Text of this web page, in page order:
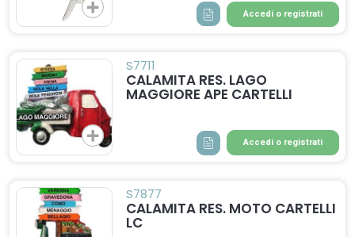
Accedi o registrati
S7711
CALAMITA RES. LAGO
MAGGIORE APE CARTELLI
Accedi o registrati
S7877
CALAMITA RES. MOTO CARTELLI
LC